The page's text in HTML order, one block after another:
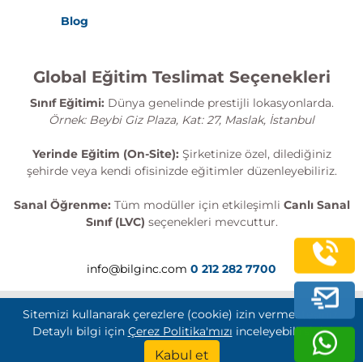
Blog
Global Eğitim Teslimat Seçenekleri
Sınıf Eğitimi: Dünya genelinde prestijli lokasyonlarda.
Örnek: Beybi Giz Plaza, Kat: 27, Maslak, İstanbul
Yerinde Eğitim (On-Site): Şirketinize özel, dilediğiniz
şehirde veya kendi ofisinizde eğitimler düzenleyebiliriz.
Sanal Öğrenme: Tüm modüller için etkileşimli Canlı Sanal
Sınıf (LVC) seçenekleri mevcuttur.
info@bilginc.com 0 212 282 7700
Bilginç IT Academy Tüm Hakları Saklıdır
Sitemizi kullanarak çerezlere (cookie) izin vermektesiniz.
Detaylı bilgi için Çerez Politika'mızı inceleyebilirsiniz.
Kabul et